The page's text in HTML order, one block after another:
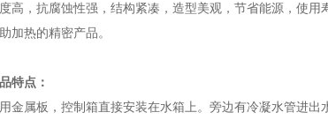
高，抗腐蚀性强，结构紧凑，造型美观，节省能源，使
加热的精密产品。
特点：
金属板，控制箱直接安装在水箱上。旁边有冷凝水管进